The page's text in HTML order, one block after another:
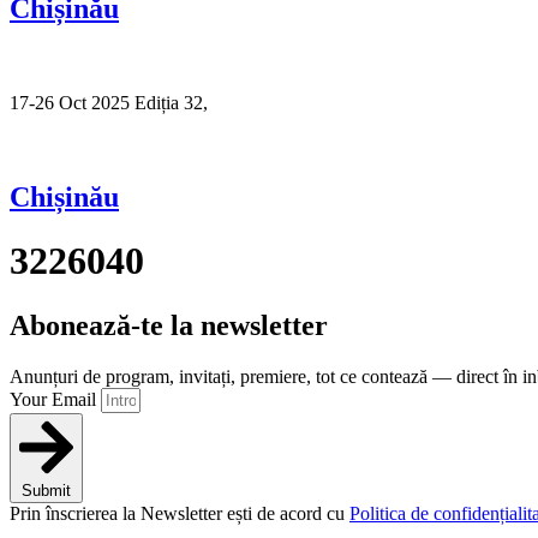
Chișinău
17-26 Oct 2025 Ediția 32,
Chișinău
3226040
Abonează-te la newsletter
Anunțuri de program, invitați, premiere, tot ce contează — direct în
Your Email
Submit
Prin înscrierea la Newsletter ești de acord cu Politica de